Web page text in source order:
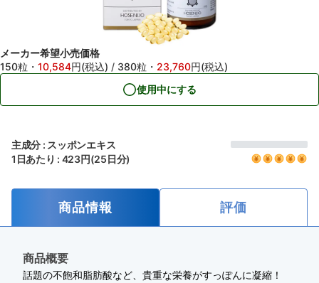
メーカー希望小売価格
150粒 ・ 10,584円(税込) / 380粒 ・ 23,760円(税込)
使用中にする
主成分 : スッポンエキス
1日あたり : 423円(25日分)
商品情報 評価
商品概要
話題の不飽和脂肪酸など、貴重な栄養がすっぽんに凝縮！